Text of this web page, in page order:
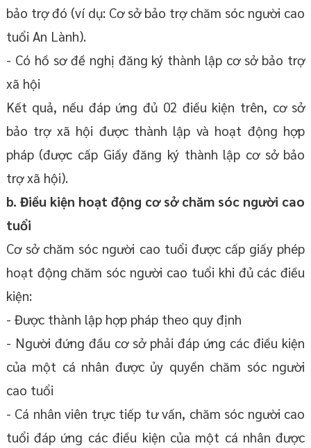
bảo trợ đó (ví dụ: Cơ sở bảo trợ chăm sóc người cao
tuổi An Lành).
- Có hồ sơ đề nghị đăng ký thành lập cơ sở bảo trợ
xã hội
Kết quả, nếu đáp ứng đủ 02 điều kiện trên, cơ sở
bảo trợ xã hội được thành lập và hoạt động hợp
pháp (được cấp Giấy đăng ký thành lập cơ sở bảo
trợ xã hội).
b. Điều kiện hoạt động cơ sở chăm sóc người cao
tuổi
Cơ sở chăm sóc người cao tuổi được cấp giấy phép
hoạt động chăm sóc người cao tuổi khi đủ các điều
kiện:
- Được thành lập hợp pháp theo quy định
- Người đứng đầu cơ sở phải đáp ứng các điều kiện
của một cá nhân được ủy quyền chăm sóc người
cao tuổi
- Cá nhân viên trực tiếp tư vấn, chăm sóc người cao
tuổi đáp ứng các điều kiện của một cá nhân được